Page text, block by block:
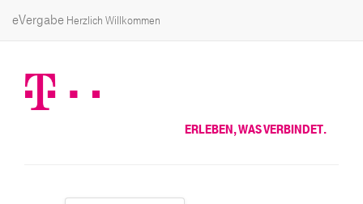
eVergabe Herzlich Willkommen
ERLEBEN, WAS VERBINDET.